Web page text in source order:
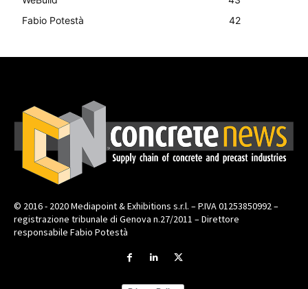
Fabio Potestà
42
© 2016 - 2020 Mediapoint & Exhibitions s.r.l. – P.IVA 01253850992 –
registrazione tribunale di Genova n.27/2011 – Direttore
responsabile Fabio Potestà